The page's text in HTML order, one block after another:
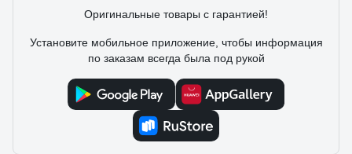
Оригинальные товары с гарантией!
Установите мобильное приложение, чтобы информация
по заказам всегда была под рукой